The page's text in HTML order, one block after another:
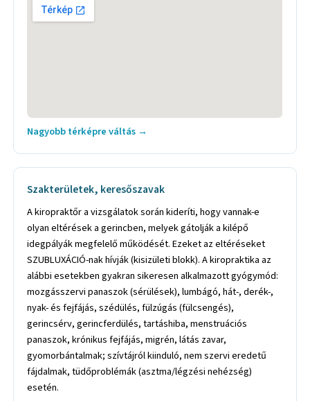
Nagyobb térképre váltás →
Szakterületek, keresőszavak
A kiropraktőr a vizsgálatok során kideríti, hogy vannak-e
olyan eltérések a gerincben, melyek gátolják a kilépő
idegpályák megfelelő működését. Ezeket az eltéréseket
SZUBLUXÁCIÓ-nak hívják (kisizületi blokk). A kiropraktika az
alábbi esetekben gyakran sikeresen alkalmazott gyógymód:
mozgásszervi panaszok (sérülések), lumbágó, hát-, derék-,
nyak- és fejfájás, szédülés, fülzúgás (fülcsengés),
gerincsérv, gerincferdülés, tartáshiba, menstruációs
panaszok, krónikus fejfájás, migrén, látás zavar,
gyomorbántalmak; szívtájról kiinduló, nem szervi eredetű
fájdalmak, tüdőproblémák (asztma/légzési nehézség)
esetén.